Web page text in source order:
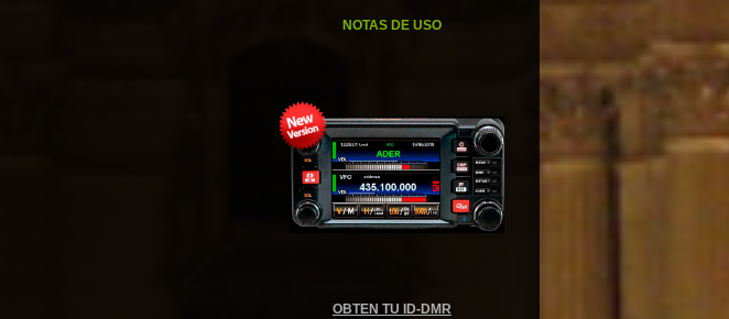
NOTAS DE USO
OBTEN TU ID-DMR